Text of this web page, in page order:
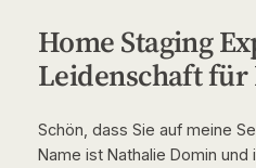
Home Staging
Leidenschaft
Schön, dass Sie auf meine
Name ist Nathalie Domin